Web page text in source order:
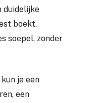
duidelijke
boekt.
soepel, zonder
je een
een